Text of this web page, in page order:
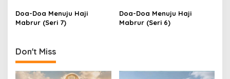
o
n
yang Mengalirkan
Doa-Doa Menuju Haji
Mabrur (Seri 7)
Doa-Doa Menuju Haji
Mabrur (Seri 6)
Don't Miss